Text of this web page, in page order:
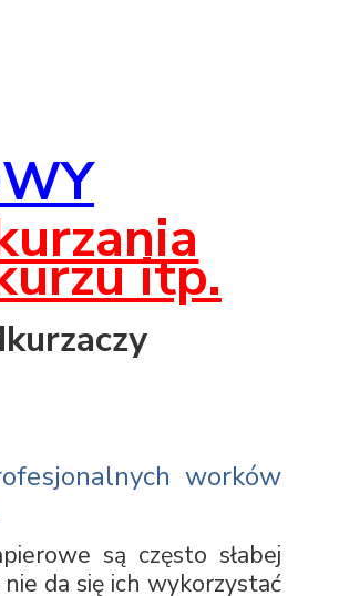
itp.
worków
są często słabej
da się ich wykorzystać